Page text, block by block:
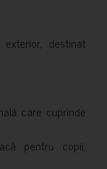
destinat
care cuprinde
pentru copii,